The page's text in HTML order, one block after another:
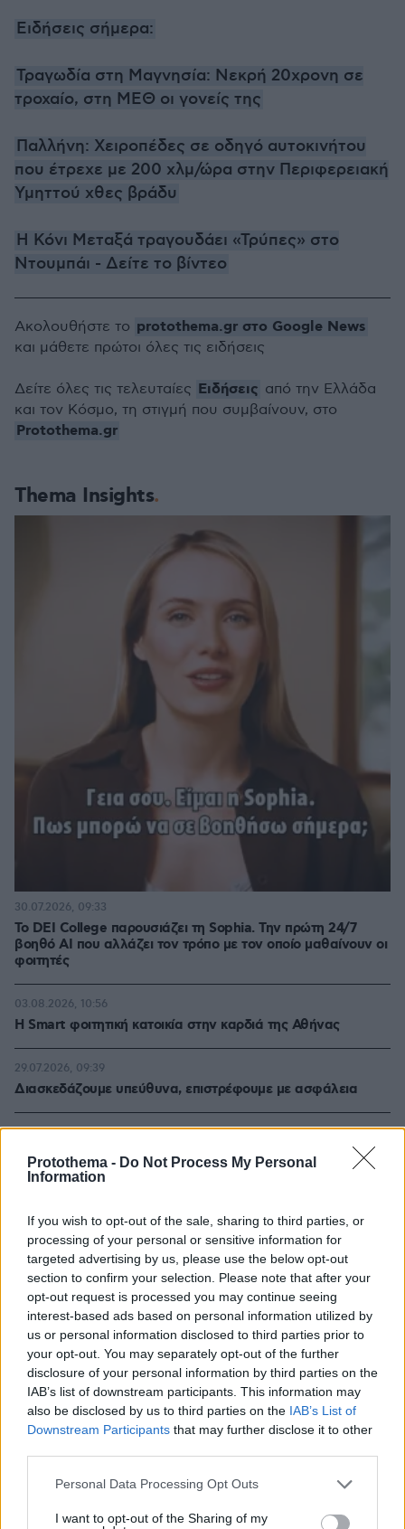
Protothema - Do Not Process My Personal
Information
If you wish to opt-out of the sale, sharing to third parties, or
processing of your personal or sensitive information for
targeted advertising by us, please use the below opt-out
section to confirm your selection. Please note that after your
opt-out request is processed you may continue seeing
interest-based ads based on personal information utilized by
us or personal information disclosed to third parties prior to
your opt-out. You may separately opt-out of the further
disclosure of your personal information by third parties on the
IAB’s list of downstream participants. This information may
also be disclosed by us to third parties on the IAB’s List of
Downstream Participants that may further disclose it to other
Please note that this website/app uses one or more Google
not limited to your visit or usage behaviour. You may click to
Personal Data Processing Opt Outs
I want to opt-out of the Sharing of my
Ειδήσεις σήμερα:
Τραγωδία στη Μαγνησία: Νεκρή 20χρονη σε
τροχαίο, στη ΜΕΘ οι γονείς της
Παλλήνη: Χειροπέδες σε οδηγό αυτοκινήτου
που έτρεχε με 200 χλμ/ώρα στην Περιφερειακή
Υμηττού χθες βράδυ
Η Κόνι Μεταξά τραγουδάει «Τρύπες» στο
Ντουμπάι - Δείτε το βίντεο
Thema Insights
Το DEI College παρουσιάζει τη Sophia. Την πρώτη 24/7
βοηθό AI που αλλάζει τον τρόπο με τον οποίο μαθαίνουν οι
φοιτητές
30.07.2026, 09:33
Η Smart φοιτητική κατοικία στην καρδιά της Αθήνας
03.08.2026, 10:56
Διασκεδάζουμε υπεύθυνα, επιστρέφουμε με ασφάλεια
29.07.2026, 09:39
Ακολουθήστε το protothema.gr στο Google News
και μάθετε πρώτοι όλες τις ειδήσεις
Δείτε όλες τις τελευταίες Ειδήσεις από την Ελλάδα
και τον Κόσμο, τη στιγμή που συμβαίνουν, στο
Protothema.gr
ΠΡΟΣΘΗΚΗ ΣΧΟΛΙΟΥ
Δεξιότατος
17.04.2025, 21:46
Στο καλό και να μέινετε εκεί...
ΑΠΑΝΤΗΣΗ
Φιλολογος
17.04.2025, 21:28
Εγω θα μεινω αθηνα γιατι εχω κατι ιδιετερα.
ΑΠΑΝΤΗΣΗ
Μήτσος